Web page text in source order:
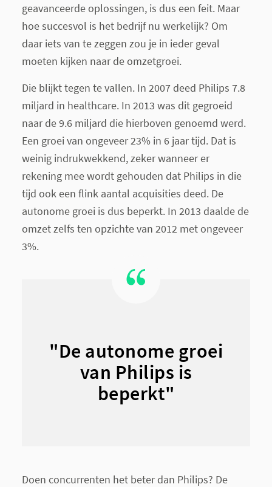
geavanceerde oplossingen, is dus een feit. Maar
hoe succesvol is het bedrijf nu werkelijk? Om
daar iets van te zeggen zou je in ieder geval
moeten kijken naar de omzetgroei.
Die blijkt tegen te vallen. In 2007 deed Philips 7.8
miljard in healthcare. In 2013 was dit gegroeid
naar de 9.6 miljard die hierboven genoemd werd.
Een groei van ongeveer 23% in 6 jaar tijd. Dat is
weinig indrukwekkend, zeker wanneer er
rekening mee wordt gehouden dat Philips in die
tijd ook een flink aantal acquisities deed. De
autonome groei is dus beperkt. In 2013 daalde de
omzet zelfs ten opzichte van 2012 met ongeveer
3%.
"De autonome groei
van Philips is
beperkt"
Doen concurrenten het beter dan Philips? De